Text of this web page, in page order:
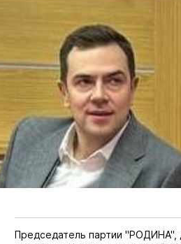
Председатель партии "РОДИНА",